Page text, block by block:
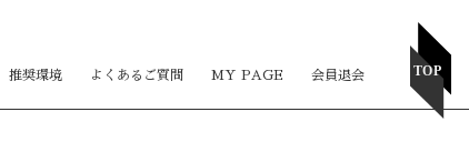
推奨環境 よくあるご質問 MY PAGE 会員退会